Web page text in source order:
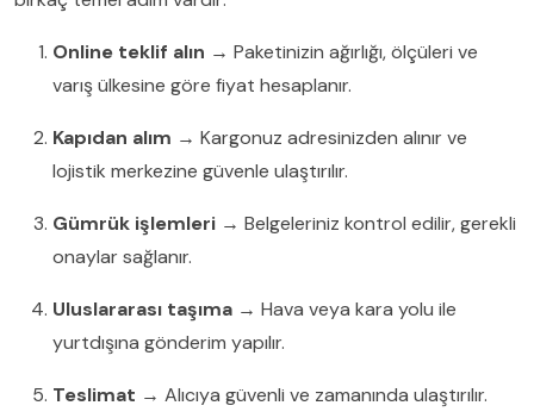
Online teklif alın → Paketinizin ağırlığı, ölçüleri ve
varış ülkesine göre fiyat hesaplanır.
Kapıdan alım → Kargonuz adresinizden alınır ve
lojistik merkezine güvenle ulaştırılır.
Gümrük işlemleri → Belgeleriniz kontrol edilir, gerekli
onaylar sağlanır.
Uluslararası taşıma → Hava veya kara yolu ile
yurtdışına gönderim yapılır.
Teslimat → Alıcıya güvenli ve zamanında ulaştırılır.